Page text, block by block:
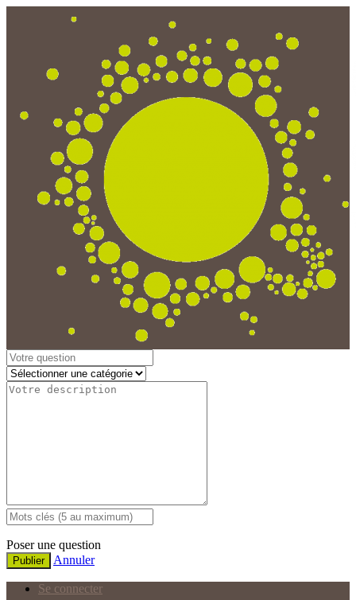
Poser une question
Publier Annuler
Se connecter